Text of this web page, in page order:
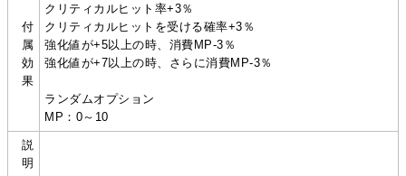
付
属
効
果
クリティカルヒット率+3％
クリティカルヒットを受ける確率+3％
強化値が+5以上の時、消費MP-3％
強化値が+7以上の時、さらに消費MP-3％
ランダムオプション
MP：0～10
説
明